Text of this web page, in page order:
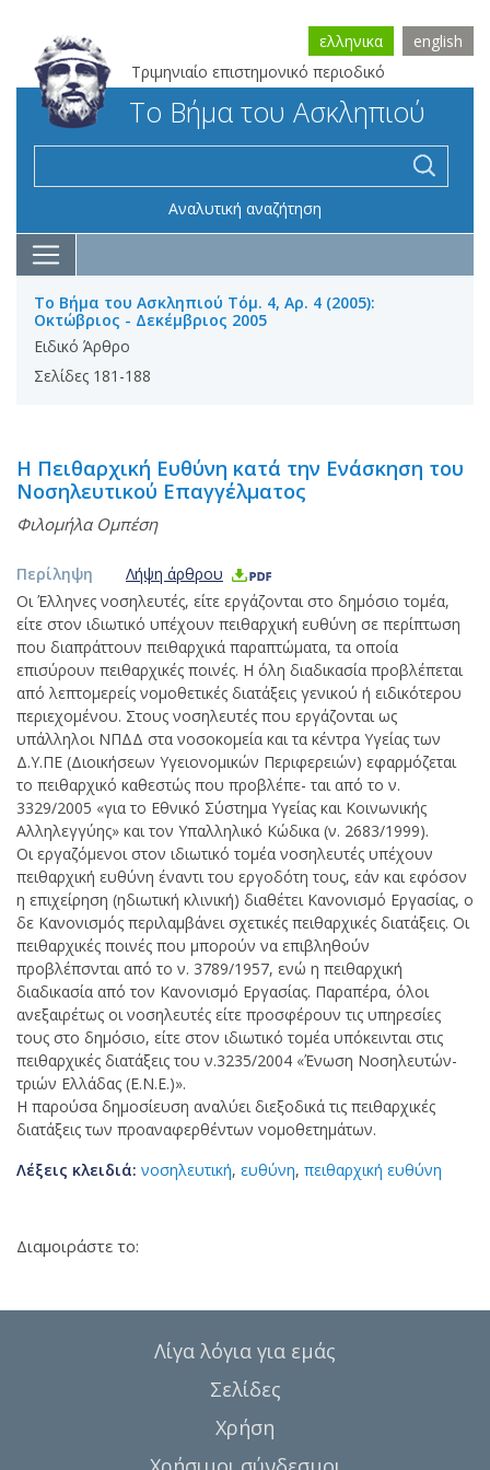
Τριμηνιαίο επιστημονικό περιοδικό
ελληνικα english
Το Βήμα του Ασκληπιού
Αναλυτική αναζήτηση
Το Βήμα του Ασκληπιού Τόμ. 4, Αρ. 4 (2005):
Οκτώβριος - Δεκέμβριος 2005
Ειδικό Άρθρο
Σελίδες 181-188
Η Πειθαρχική Ευθύνη κατά την Ενάσκηση του
Νοσηλευτικού Επαγγέλματος
Φιλομήλα Ομπέση
Περίληψη
Λήψη άρθρου
Οι Έλληνες νοσηλευτές, είτε εργάζονται στο δημόσιο τομέα,
είτε στον ιδιωτικό υπέχουν πειθαρχική ευθύνη σε περίπτωση
που διαπράττουν πειθαρχικά παραπτώματα, τα οποία
επισύρουν πειθαρχικές ποινές. Η όλη διαδικασία προβλέπεται
από λεπτομερείς νομοθετικές διατάξεις γενικού ή ειδικότερου
περιεχομένου. Στους νοσηλευτές που εργάζονται ως
υπάλληλοι ΝΠΔΔ στα νοσοκομεία και τα κέντρα Υγείας των
Δ.Υ.ΠΕ (Διοικήσεων Υγειονομικών Περιφερειών) εφαρμόζεται
το πειθαρχικό καθεστώς που προβλέπε- ται από το ν.
3329/2005 «για το Εθνικό Σύστημα Υγείας και Κοινωνικής
Αλληλεγγύης» και τον Υπαλληλικό Κώδικα (ν. 2683/1999).
Οι εργαζόμενοι στον ιδιωτικό τομέα νοσηλευτές υπέχουν
πειθαρχική ευθύνη έναντι του εργοδότη τους, εάν και εφόσον
η επιχείρηση (ηδιωτική κλινική) διαθέτει Κανονισμό Εργασίας, ο
δε Κανονισμός περιλαμβάνει σχετικές πειθαρχικές διατάξεις. Οι
πειθαρχικές ποινές που μπορούν να επιβληθούν
προβλέπσνται από το ν. 3789/1957, ενώ η πειθαρχική
διαδικασία από τον Κανονισμό Εργασίας. Παραπέρα, όλοι
ανεξαιρέτως οι νοσηλευτές είτε προσφέρουν τις υπηρεσίες
τους στο δημόσιο, είτε στον ιδιωτικό τομέα υπόκεινται στις
πειθαρχικές διατάξεις του ν.3235/2004 «Ένωση Νοσηλευτών-
τριών Ελλάδας (Ε.Ν.Ε.)».
Η παρούσα δημοσίευση αναλύει διεξοδικά τις πειθαρχικές
διατάξεις των προαναφερθέντων νομοθετημάτων.
Λέξεις κλειδιά: νοσηλευτική, ευθύνη, πειθαρχική ευθύνη
Διαμοιράστε το:
Λίγα λόγια για εμάς
Σελίδες
Χρήση